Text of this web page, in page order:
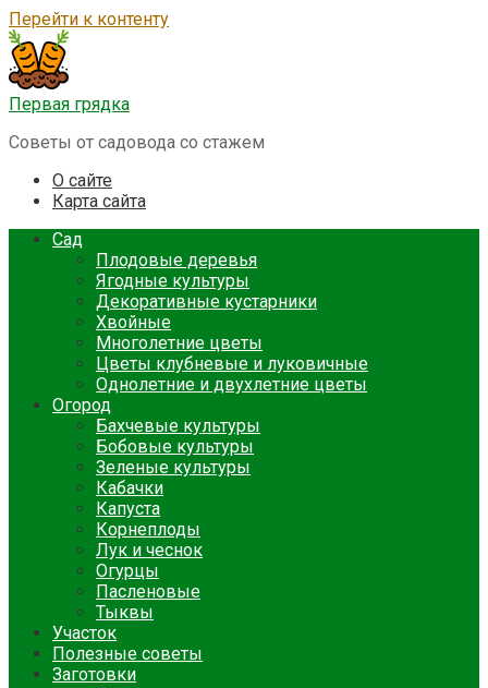
Перейти к контенту
Первая грядка
Советы от садовода со стажем
О сайте
Карта сайта
Сад
Плодовые деревья
Ягодные культуры
Декоративные кустарники
Хвойные
Многолетние цветы
Цветы клубневые и луковичные
Однолетние и двухлетние цветы
Огород
Бахчевые культуры
Бобовые культуры
Зеленые культуры
Кабачки
Капуста
Корнеплоды
Лук и чеснок
Огурцы
Пасленовые
Тыквы
Участок
Полезные советы
Заготовки